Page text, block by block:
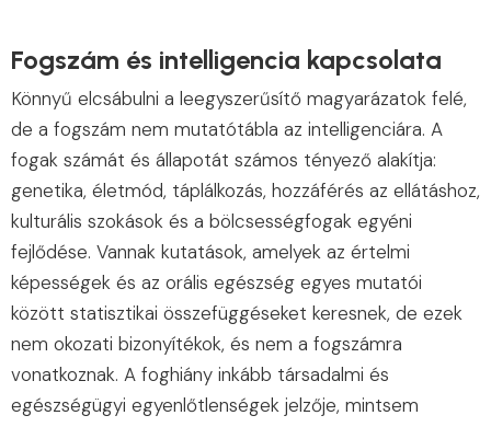
Fogszám és intelligencia kapcsolata
Könnyű elcsábulni a leegyszerűsítő magyarázatok felé,
de a fogszám nem mutatótábla az intelligenciára. A
fogak számát és állapotát számos tényező alakítja:
genetika, életmód, táplálkozás, hozzáférés az ellátáshoz,
kulturális szokások és a bölcsességfogak egyéni
fejlődése. Vannak kutatások, amelyek az értelmi
képességek és az orális egészség egyes mutatói
között statisztikai összefüggéseket keresnek, de ezek
nem okozati bizonyítékok, és nem a fogszámra
vonatkoznak. A foghiány inkább társadalmi és
egészségügyi egyenlőtlenségek jelzője, mintsem